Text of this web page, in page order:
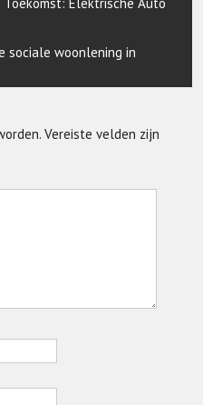
sociale woonlening in
Vereiste velden zijn